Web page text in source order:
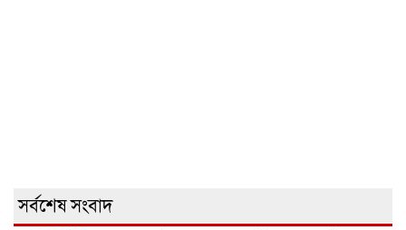
সর্বশেষ সংবাদ